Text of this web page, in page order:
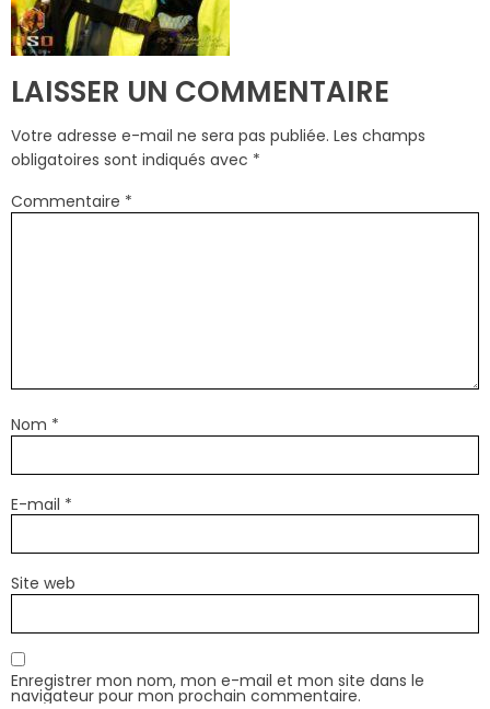
LAISSER UN COMMENTAIRE
Votre adresse e-mail ne sera pas publiée. Les champs
obligatoires sont indiqués avec *
Commentaire *
Nom *
E-mail *
Site web
Enregistrer mon nom, mon e-mail et mon site dans le
navigateur pour mon prochain commentaire.